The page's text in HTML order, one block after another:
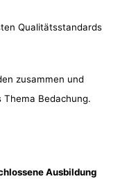
Qualitätsstandards
zusammen und
Thema Bedachung.
Ausbildung